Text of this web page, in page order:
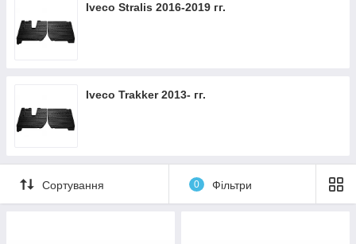
Iveco Stralis 2016-2019 гг.
Iveco Trakker 2013- гг.
Сортування 0 Фільтри